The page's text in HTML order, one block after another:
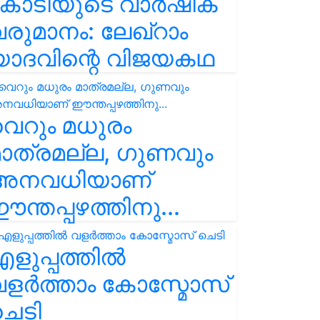
ലേഖ്‌റാം
വിജയകഥ
മധുരം
ഗുണവും
കോസ്മോസ്